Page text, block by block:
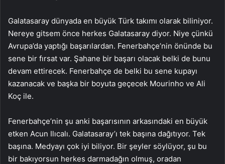
Galatasaray dünyada en büyük Türk takımı olarak biliniyor.
Nereye gitsem önce herkes Galatasaray diyor. Niye çünkü
Avrupa’da yaptığı başarılardan. Fenerbahçe’nin önünde bu
sene bir fırsat var. Şahane bir başarı olacak belki de bunu
devam ettirecek. Fenerbahçe de belki bu sene kupayı
kazanacak ve başka bir boyuta geçecek Mourinho ve Ali
Koç ile.
Fenerbahçe’nin şu anki başarısının arkasındaki en büyük
etken Acun Ilıcalı. Galatasaray’ı tek başına dağıtıyor. Tek
başına. Medyayı çok iyi biliyor. Bir şeyler söylüyor, şu bu
bir bakıyorsun herkes darmadağın olmuş, oradan